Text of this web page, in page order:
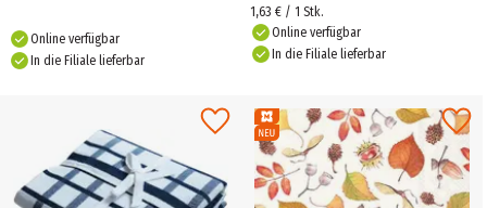
Online verfügbar
In die Filiale lieferbar
1,63 € / 1 Stk.
Online verfügbar
In die Filiale lieferbar